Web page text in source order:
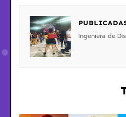
Ingeniera de